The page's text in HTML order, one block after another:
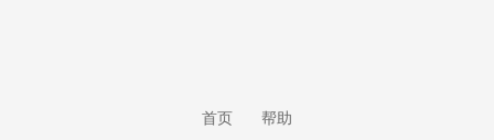
首页 帮助